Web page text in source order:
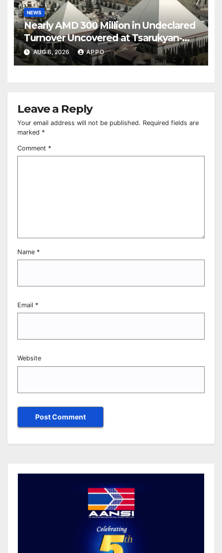
NEWS
Nearly AMD 300 Million in Undeclared
Turnover Uncovered at Tsarukyan-
Owned Entertainment Center
AUG 6, 2026 APPO
Leave a Reply
Your email address will not be published. Required fields are
marked *
Comment *
Name *
Email *
Website